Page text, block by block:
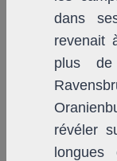
dans
revenait
plus de
révéler
longues